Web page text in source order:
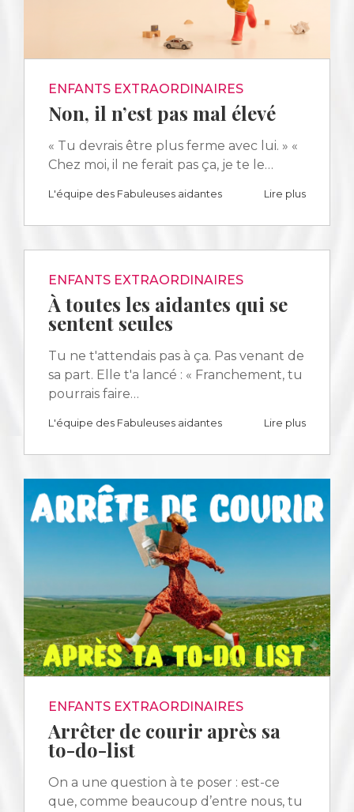
ENFANTS EXTRAORDINAIRES
Non, il n’est pas mal élevé
« Tu devrais être plus ferme avec lui. » «
Chez moi, il ne ferait pas ça, je te le…
L'équipe des Fabuleuses aidantes Lire plus
ENFANTS EXTRAORDINAIRES
À toutes les aidantes qui se
sentent seules
Tu ne t'attendais pas à ça. Pas venant de
sa part. Elle t'a lancé : « Franchement, tu
pourrais faire…
L'équipe des Fabuleuses aidantes Lire plus
ENFANTS EXTRAORDINAIRES
Arrêter de courir après sa
to-do-list
On a une question à te poser : est-ce
que, comme beaucoup d’entre nous, tu